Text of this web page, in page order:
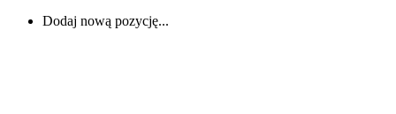
Dodaj nową pozycję...